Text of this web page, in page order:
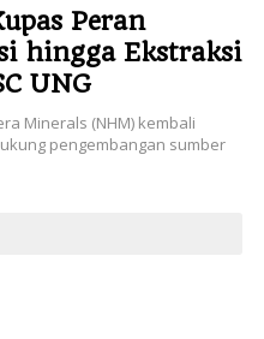
Peran
hingga Ekstraksi
UNG
Minerals (NHM) kembali
pengembangan sumber